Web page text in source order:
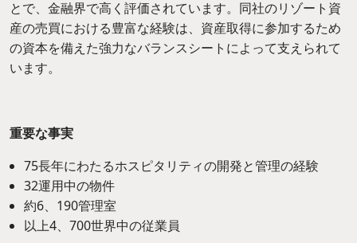
とで、金融界で高く評価されています。同社のリゾート資
産の売買における豊富な経験は、資産取得に参加するため
の資本を備えた強力なバランスシートによって支えられて
います。
重要な事実
75長年にわたるホスピタリティの開発と管理の経験
32運用中の物件
約6、190管理室
以上4、700世界中の従業員